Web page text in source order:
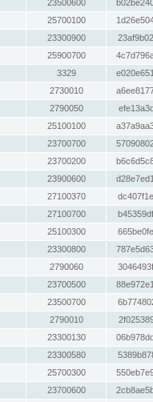
23500600
25700100
23300900
25900700
3329
2730010
2790050
25100100
23700700
23700200
23900600
27100370
27100700
25100300
23300800
2790060
23700500
23500700
2790010
23300130
23300580
25700300
23700600